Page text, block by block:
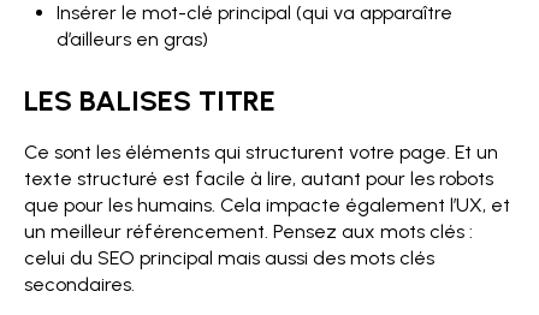
Insérer le mot-clé principal (qui va apparaître
d’ailleurs en gras)
LES BALISES TITRE
Ce sont les éléments qui structurent votre page. Et un
texte structuré est facile à lire, autant pour les robots
que pour les humains. Cela impacte également l’UX, et
un meilleur référencement. Pensez aux mots clés :
celui du SEO principal mais aussi des mots clés
secondaires.